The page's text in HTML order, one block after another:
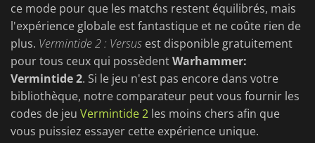
ce mode pour que les matchs restent équilibrés, mais
l'expérience globale est fantastique et ne coûte rien de
plus. Vermintide 2 : Versus est disponible gratuitement
pour tous ceux qui possèdentWarhammer:
Vermintide 2. Si le jeu n'est pas encore dans votre
bibliothèque, notre comparateur peut vous fournir les
codes de jeu Vermintide 2 les moins chers afin que
vous puissiez essayer cette expérience unique.